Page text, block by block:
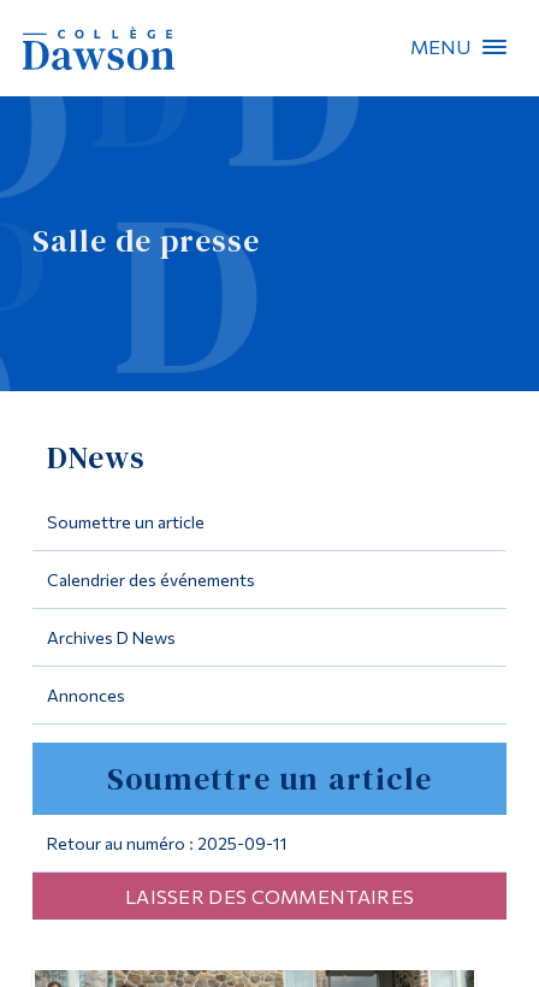
MENU
Salle de presse
DNews
Soumettre un article
Calendrier des événements
Archives D News
Annonces
Soumettre un article
Retour au numéro : 2025-09-11
LAISSER DES COMMENTAIRES
Recherche sur le site
Recherche de personnes
EN
Omnivox
Outils
Programmes
Formation continue
Admissions
Qui vous êtes